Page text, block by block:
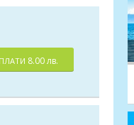
8.00 лв.